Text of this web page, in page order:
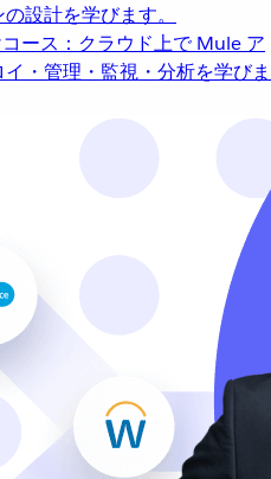
設計を学びます。
ース：クラウド上で Mule ア
・管理・監視・分析を学びま